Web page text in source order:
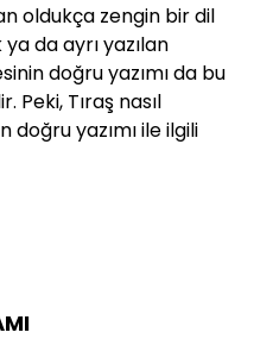
oldukça zengin bir dil
da ayrı yazılan
doğru yazımı da bu
Tıraş nasıl
doğru yazımı ile ilgili